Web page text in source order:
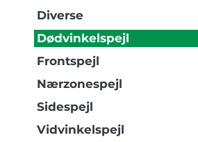
Diverse
Dødvinkelspejl
Frontspejl
Nærzonespejl
Sidespejl
Vidvinkelspejl